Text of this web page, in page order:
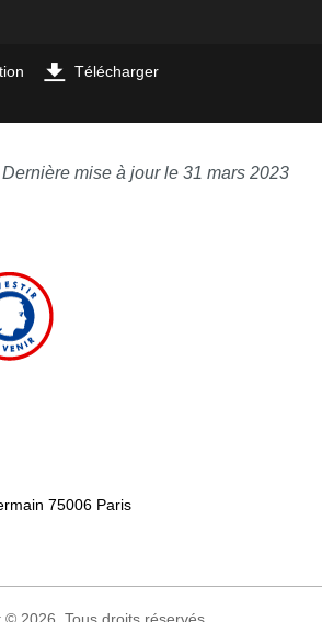
Télécharger
Dernière mise à jour le 31 mars 2023
75006 Paris